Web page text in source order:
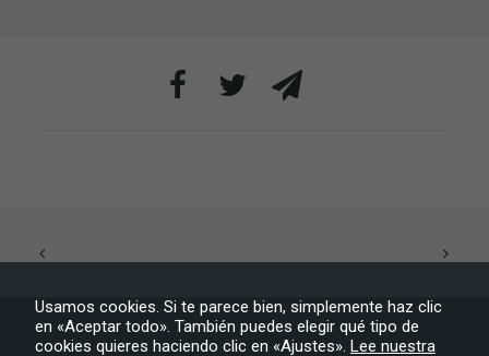
Usamos cookies. Si te parece bien, simplemente haz clic
en «Aceptar todo». También puedes elegir qué tipo de
cookies quieres haciendo clic en «Ajustes». Lee nuestra
funcione lo
mejor posible
Marketing
Al compartir tus